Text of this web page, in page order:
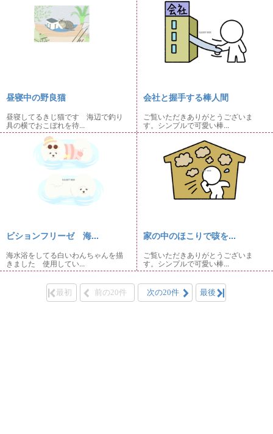
昼寝中の野良猫
昼寝してるきじ猫です 海辺で釣り
具の横でおこぼれを待...
会社と握手する棒人間
ご覧いただきありがとうございま
す。シンプルで可愛い棒...
ビションフリーゼ 海...
海水浴をしてる白いわんちゃんを描
きました 使用してい...
家の中のほこりで咳を...
ご覧いただきありがとうございま
す。シンプルで可愛い棒...
最初 前の20件 次の20件 最後